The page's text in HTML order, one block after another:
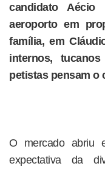
candidato Aécio
aeroporto em
família, em
internos,
petistas pensam o
O mercado abriu
expectativa da